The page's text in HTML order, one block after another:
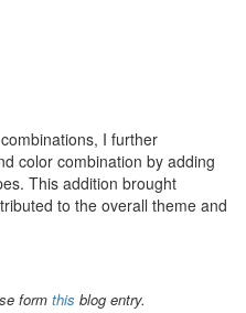
I further
color combination by adding
This addition brought
to the overall theme and
form this blog entry.